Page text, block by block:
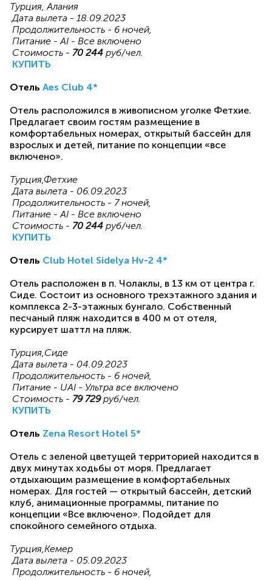
Турция, Алания
Дата вылета - 18.09.2023
Продолжительность - 6 ночей,
Питание - AI - Все включено
Стоимость - 70 244 руб/чел.
КУПИТЬ
Отель Aes Club 4*
Отель расположился в живописном уголке Фетхие.
Предлагает своим гостям размещение в
комфортабельных номерах, открытый бассейн для
взрослых и детей, питание по концепции «все
включено».
Турция,Фетхие
Дата вылета - 06.09.2023
Продолжительность - 7 ночей,
Питание - AI - Все включено
Стоимость - 70 244 руб/чел.
КУПИТЬ
Отель Club Hotel Sidelya Hv-2 4*
Отель расположен в п. Чолаклы, в 13 км от центра г.
Сиде. Состоит из основного трехэтажного здания и
комплекса 2-3-этажных бунгало. Собственный
песчаный пляж находится в 400 м от отеля,
курсирует шаттл на пляж.
Турция,Сиде
Дата вылета - 04.09.2023
Продолжительность - 6 ночей,
Питание - UAI - Ультра все включено
Стоимость - 79 729руб/чел.
КУПИТЬ
Отель Zena Resort Hotel 5*
Отель с зеленой цветущей территорией находится в
двух минутах ходьбы от моря. Предлагает
отдыхающим размещение в комфортабельных
номерах. Для гостей — открытый бассейн, детский
клуб, анимационные программы, питание по
концепции «Все включено». Подойдет для
спокойного семейного отдыха.
Турция,Кемер
Дата вылета - 05.09.2023
Продолжительность - 6 ночей,